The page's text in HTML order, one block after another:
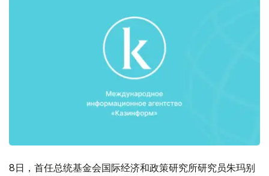
8日，首任总统基金会国际经济和政策研究所研究员朱玛别